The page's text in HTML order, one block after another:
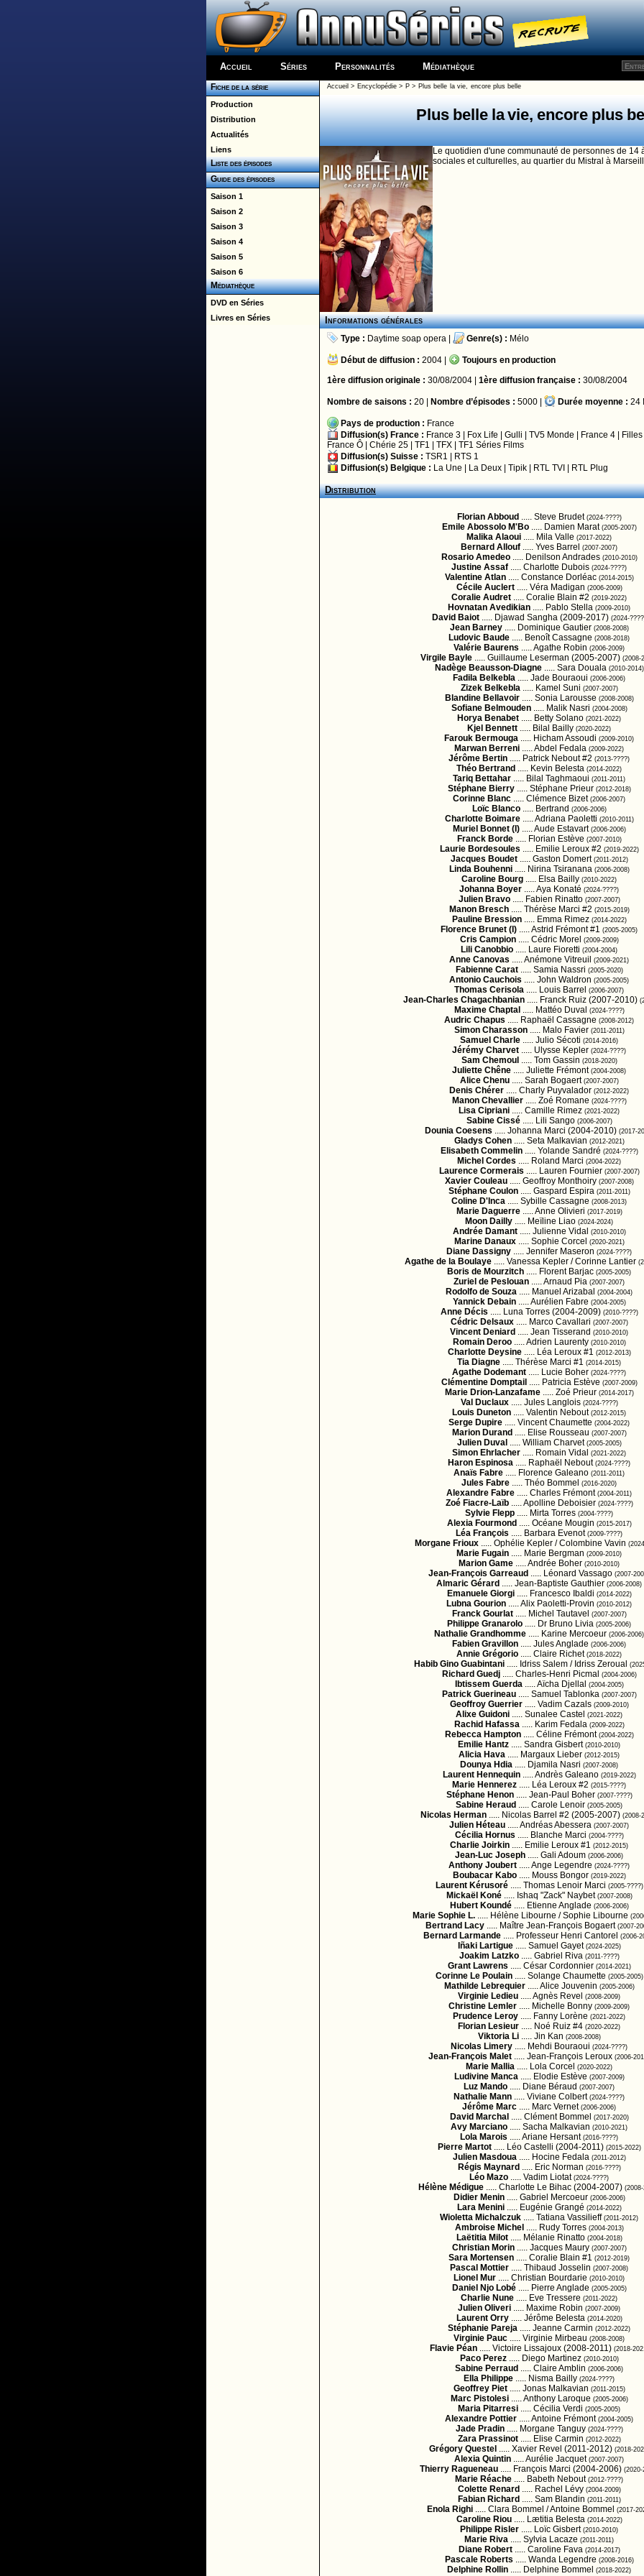
Accueil Séries Personnalités Médiathèque
Fiche de la série
Production
Distribution
Actualités
Liens
Liste des épisodes
Guide des épisodes
Saison 1
Saison 2
Saison 3
Saison 4
Saison 5
Saison 6
Médiathèque
DVD en Séries
Livres en Séries
Accueil > Encyclopédie> P> Plus belle la vie, encore plus belle
Plus belle la vie, encore plus
Le quotidien d'une communauté de personnes de 14
sociales et culturelles, au quartier du Mistral à
Informations générales
Type : Daytime soap opera Genre(s) : Mélo
Début de diffusion : 2004 |
Toujours en production
1ère diffusion originale : 30/08/2004 | 1ère diffusion française : 30/08/2004
Nombre de saisons : 20 | Nombre d’épisodes : 5000 | Durée moyenne : 24
Pays de production : France
Diffusion(s) France : France 3 Fox Life Gulli TV5 Monde France 4
France Ô
Chérie 25 TF1 TFX
TF1 Séries Films
Diffusion(s) Suisse : TSR1
RTS 1
Diffusion(s) Belgique : La Une La Deux Tipik RTL TVI RTL Plug
Distribution
Florian Abboud ..... Steve Brudet (2024-????)
Emile Abossolo M'Bo..... Damien Marat (2005-2007)
Malika Alaoui ..... Mila Valle (2017-2022)
Bernard Allouf ..... Yves Barrel (2007-2007)
Rosario Amedeo..... Denilson Andrades (2010-2010)
Justine Assaf ..... Charlotte Dubois (2024-????)
Valentine Atlan..... Constance Dorléac (2014-2015)
Cécile Auclert..... Véra Madigan (2006-2009)
Coralie Audret ..... Coralie Blain #2 (2019-2022)
Hovnatan Avedikian ..... Pablo Stella (2009-2010)
David Baiot ..... Djawad Sangha (2009-2017) (2024-
Jean Barney..... Dominique Gautier (2008-2008)
Ludovic Baude ..... Benoît Cassagne (2008-2018)
Valérie Baurens ..... Agathe Robin (2006-2009)
Virgile Bayle ..... Guillaume Leserman (2005-2007) (2008-
Nadège Beausson-Diagne..... Sara Douala (2010-2014)
Fadila Belkebla ..... Jade Bouraoui (2006-2006)
Zizek Belkebla..... Kamel Suni (2007-2007)
Blandine Bellavoir..... Sonia Larousse (2008-2008)
Sofiane Belmouden..... Malik Nasri (2004-2008)
Horya Benabet ..... Betty Solano (2021-2022)
Kjel Bennett ..... Bilal Bailly (2020-2022)
Farouk Bermouga ..... Hicham Assoudi (2009-2010)
Marwan Berreni ..... Abdel Fedala (2009-2022)
Jérôme Bertin ..... Patrick Nebout #2 (2013-????)
Théo Bertrand ..... Kevin Belesta (2014-2022)
Tariq Bettahar ..... Bilal Taghmaoui (2011-2011)
Stéphane Bierry..... Stéphane Prieur (2012-2018)
Corinne Blanc ..... Clémence Bizet (2006-2007)
Loïc Blanco..... Bertrand (2006-2006)
Charlotte Boimare..... Adriana Paoletti (2010-2011)
Muriel Bonnet (I)..... Aude Estavart (2006-2006)
Franck Borde..... Florian Estève (2007-2010)
Laurie Bordesoules ..... Emilie Leroux #2 (2019-2022)
Jacques Boudet..... Gaston Domert (2011-2012)
Linda Bouhenni..... Nirina Tsiranana (2006-2008)
Caroline Bourg ..... Elsa Bailly (2010-2022)
Johanna Boyer ..... Aya Konaté (2024-????)
Julien Bravo..... Fabien Rinatto (2007-2007)
Manon Bresch..... Thérèse Marci #2 (2015-2019)
Pauline Bression..... Emma Rimez (2014-2022)
Florence Brunet (I) ..... Astrid Frémont #1 (2005-2005)
Cris Campion..... Cédric Morel (2009-2009)
Lili Canobbio ..... Laure Fioretti (2004-2004)
Anne Canovas ..... Anémone Vitreuil (2009-2021)
Fabienne Carat..... Samia Nassri (2005-2020)
Antonio Cauchois ..... John Waldron (2005-2005)
Thomas Cerisola ..... Louis Barrel (2006-2007)
Jean-Charles Chagachbanian ..... Franck Ruiz (2007-2010)
Maxime Chaptal ..... Mattéo Duval (2024-????)
Audric Chapus ..... Raphaël Cassagne (2008-2012)
Simon Charasson..... Malo Favier (2011-2011)
Samuel Charle ..... Julio Sécoti (2014-2016)
Jérémy Charvet ..... Ulysse Kepler (2024-????)
Sam Chemoul ..... Tom Gassin (2018-2020)
Juliette Chêne ..... Juliette Frémont (2004-2008)
Alice Chenu..... Sarah Bogaert (2007-2007)
Denis Chérer ..... Charly Puyvalador (2012-2022)
Manon Chevallier..... Zoé Romane (2024-????)
Lisa Cipriani ..... Camille Rimez (2021-2022)
Sabine Cissé..... Lili Sango (2006-2007)
Dounia Coesens ..... Johanna Marci (2004-2010) (2017-
Gladys Cohen..... Seta Malkavian (2012-2021)
Elisabeth Commelin..... Yolande Sandré (2024-????)
Michel Cordes ..... Roland Marci (2004-2022)
Laurence Cormerais ..... Lauren Fournier (2007-2007)
Xavier Couleau..... Geoffroy Monthoiry (2007-2008)
Stéphane Coulon..... Gaspard Espira (2011-2011)
Coline D'Inca ..... Sybille Cassagne (2008-2013)
Marie Daguerre..... Anne Olivieri (2017-2019)
Moon Dailly ..... Meïline Liao (2024-2024)
Andrée Damant..... Julienne Vidal (2010-2010)
Marine Danaux..... Sophie Corcel (2020-2021)
Diane Dassigny ..... Jennifer Maseron (2024-????)
Agathe de la Boulaye ..... Vanessa Kepler / Corinne Lantier
Boris de Mourzitch ..... Florent Barjac (2005-2005)
Zuriel de Peslouan ..... Arnaud Pia (2007-2007)
Rodolfo de Souza ..... Manuel Arizabal (2004-2004)
Yannick Debain..... Aurélien Fabre (2004-2005)
Anne Décis ..... Luna Torres (2004-2009) (2010-????)
Cédric Delsaux..... Marco Cavallari (2007-2007)
Vincent Deniard ..... Jean Tisserand (2010-2010)
Romain Deroo..... Adrien Laurenty (2010-2010)
Charlotte Deysine..... Léa Leroux #1 (2012-2013)
Tia Diagne ..... Thérèse Marci #1 (2014-2015)
Agathe Dodemant ..... Lucie Boher (2024-????)
Clémentine Domptail ..... Patricia Estève (2007-2009)
Marie Drion-Lanzafame..... Zoé Prieur (2014-2017)
Val Duclaux..... Jules Langlois (2024-????)
Louis Duneton ..... Valentin Nebout (2012-2015)
Serge Dupire ..... Vincent Chaumette (2004-2022)
Marion Durand ..... Elise Rousseau (2007-2007)
Julien Duval ..... William Charvet (2005-2005)
Simon Ehrlacher ..... Romain Vidal (2021-2022)
Haron Espinosa ..... Raphaël Nebout (2024-????)
Anaïs Fabre ..... Florence Galeano (2011-2011)
Jules Fabre ..... Théo Bommel (2016-2020)
Alexandre Fabre ..... Charles Frémont (2004-2011)
Zoé Fiacre-Laïb..... Apolline Deboisier (2024-????)
Sylvie Flepp ..... Mirta Torres (2004-????)
Alexia Fourmond ..... Océane Mougin (2015-2017)
Léa François ..... Barbara Evenot (2009-????)
Morgane Frioux ..... Ophélie Kepler / Colombine Vavin
Marie Fugain ..... Marie Bergman (2009-2010)
Marion Game ..... Andrée Boher (2010-2010)
Jean-François Garreaud ..... Léonard Vassago (2007-
Almaric Gérard ..... Jean-Baptiste Gauthier (2006-2008)
Emanuele Giorgi..... Francesco Ibaldi (2014-2022)
Lubna Gourion ..... Alix Paoletti-Provin (2010-2012)
Franck Gourlat..... Michel Tautavel (2007-2007)
Philippe Granarolo ..... Dr Bruno Livia (2005-2006)
Nathalie Grandhomme ..... Karine Mercoeur (2006-2006)
Fabien Gravillon ..... Jules Anglade (2006-2006)
Annie Grégorio ..... Claire Richet (2018-2022)
Habib Gino Guabintani..... Idriss Salem / Idriss Zeroual
Richard Guedj..... Charles-Henri Picmal (2004-2006)
Ibtissem Guerda..... Aïcha Djellal (2004-2005)
Patrick Guerineau..... Samuel Tablonka (2007-2007)
Geoffroy Guerrier..... Vadim Cazals (2009-2010)
Alixe Guidoni ..... Sunalee Castel (2021-2022)
Rachid Hafassa..... Karim Fedala (2009-2022)
Rebecca Hampton..... Céline Frémont (2004-2022)
Emilie Hantz ..... Sandra Gisbert (2010-2010)
Alicia Hava ..... Margaux Lieber (2012-2015)
Dounya Hdia ..... Djamila Nasri (2007-2008)
Laurent Hennequin..... Andrès Galeano (2019-2022)
Marie Hennerez ..... Léa Leroux #2 (2015-????)
Stéphane Henon..... Jean-Paul Boher (2007-????)
Sabine Heraud ..... Carole Lenoir (2005-2005)
Nicolas Herman ..... Nicolas Barrel #2 (2005-2007) (2008-
Julien Héteau ..... Andréas Abessera (2007-2007)
Cécilia Hornus ..... Blanche Marci (2004-????)
Charlie Joirkin ..... Emilie Leroux #1 (2012-2015)
Jean-Luc Joseph ..... Gali Adoum (2006-2006)
Anthony Joubert ..... Ange Legendre (2024-????)
Boubacar Kabo..... Mouss Bongor (2019-2022)
Laurent Kérusoré..... Thomas Lenoir Marci (2005-????)
Mickaël Koné..... Ishaq "Zack" Naybet (2007-2008)
Hubert Koundé..... Etienne Anglade (2006-2006)
Marie Sophie L. ..... Hélène Libourne / Sophie Libourne
Bertrand Lacy ..... Maître Jean-François Bogaert (2007-
Bernard Larmande..... Professeur Henri Cantorel (2006-
Iñaki Lartigue..... Samuel Gayet (2024-2025)
Joakim Latzko..... Gabriel Riva (2011-????)
Grant Lawrens ..... César Cordonnier (2014-2021)
Corinne Le Poulain..... Solange Chaumette (2005-2005)
Mathilde Lebrequier..... Alice Jouvenin (2005-2006)
Virginie Ledieu ..... Agnès Revel (2008-2009)
Christine Lemler ..... Michelle Bonny (2009-2009)
Prudence Leroy ..... Fanny Lorène (2021-2022)
Florian Lesieur ..... Noé Ruiz #4 (2020-2022)
Viktoria Li..... Jin Kan (2008-2008)
Nicolas Limery ..... Mehdi Bouraoui (2024-????)
Jean-François Malet ..... Jean-François Leroux (2006-
Marie Mallia ..... Lola Corcel (2020-2022)
Ludivine Manca..... Elodie Estève (2007-2009)
Luz Mando ..... Diane Béraud (2007-2007)
Nathalie Mann ..... Viviane Colbert (2024-????)
Jérôme Marc ..... Marc Vernet (2006-2006)
David Marchal ..... Clément Bommel (2017-2020)
Avy Marciano ..... Sacha Malkavian (2010-2021)
Lola Marois ..... Ariane Hersant (2016-????)
Pierre Martot..... Léo Castelli (2004-2011) (2015-2022)
Julien Masdoua..... Hocine Fedala (2011-2012)
Régis Maynard ..... Eric Norman (2016-????)
Léo Mazo ..... Vadim Liotat (2024-????)
Hélène Médigue ..... Charlotte Le Bihac (2004-2007)
Didier Menin..... Gabriel Mercoeur (2006-2006)
Lara Menini..... Eugénie Grangé (2014-2022)
Wioletta Michalczuk ..... Tatiana Vassilieff (2011-2012)
Ambroise Michel ..... Rudy Torres (2004-2013)
Laëtitia Milot..... Mélanie Rinatto (2004-2018)
Christian Morin..... Jacques Maury (2007-2007)
Sara Mortensen ..... Coralie Blain #1 (2012-2019)
Pascal Mottier ..... Thibaud Josselin (2007-2008)
Lionel Mur ..... Christian Bourdarie (2010-2010)
Daniel Njo Lobé..... Pierre Anglade (2005-2005)
Charlie Nune ..... Eve Tressere (2011-2022)
Julien Oliveri ..... Maxime Robin (2007-2009)
Laurent Orry..... Jérôme Belesta (2014-2020)
Stéphanie Pareja ..... Jeanne Carmin (2012-2022)
Virginie Pauc ..... Virginie Mirbeau (2008-2008)
Flavie Péan..... Victoire Lissajoux (2008-2011) (2018-
Paco Perez..... Diego Martinez (2010-2010)
Sabine Perraud ..... Claire Amblin (2006-2006)
Ella Philippe ..... Nisma Bailly (2024-????)
Geoffrey Piet..... Jonas Malkavian (2011-2015)
Marc Pistolesi..... Anthony Laroque (2005-2006)
Maria Pitarresi ..... Cécilia Verdi (2005-2005)
Alexandre Pottier ..... Antoine Frémont (2004-2005)
Jade Pradin..... Morgane Tanguy (2024-????)
Zara Prassinot..... Elise Carmin (2012-2022)
Grégory Questel ..... Xavier Revel (2011-2012) (2018-
Alexia Quintin ..... Aurélie Jacquet (2007-2007)
Thierry Ragueneau..... François Marci (2004-2006) (2020-
Marie Réache ..... Babeth Nebout (2012-????)
Colette Renard ..... Rachel Lévy (2004-2009)
Fabian Richard ..... Sam Blandin (2011-2011)
Enola Righi..... Clara Bommel / Antoine Bommel (2017-
Caroline Riou..... Lætitia Belesta (2014-2022)
Philippe Risler ..... Loïc Gisbert (2010-2010)
Marie Riva ..... Sylvia Lacaze (2011-2011)
Diane Robert..... Caroline Fava (2014-2017)
Pascale Roberts ..... Wanda Legendre (2008-2016)
Delphine Rollin ..... Delphine Bommel (2018-2022)